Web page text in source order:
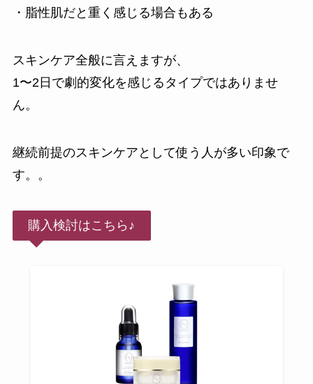
・脂性肌だと重く感じる場合もある
スキンケア全般に言えますが、
1〜2日で劇的変化を感じるタイプではありませ
ん。
継続前提のスキンケアとして使う人が多い印象で
す。。
購入検討はこちら♪